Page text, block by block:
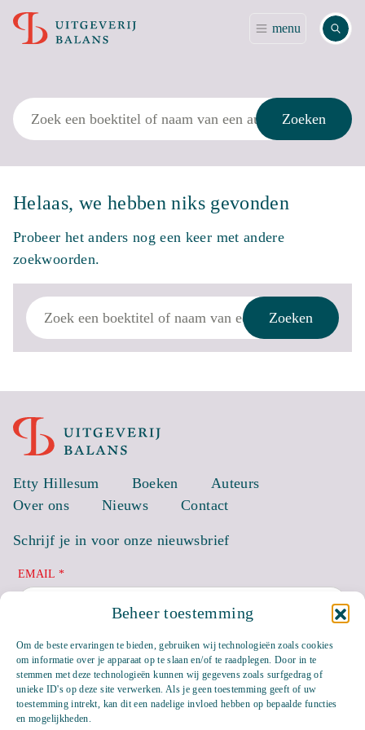
Beheer toestemming
Om de beste ervaringen te bieden, gebruiken wij technologieën zoals cookies
om informatie over je apparaat op te slaan en/of te raadplegen. Door in te
stemmen met deze technologieën kunnen wij gegevens zoals surfgedrag of
unieke ID's op deze site verwerken. Als je geen toestemming geeft of uw
toestemming intrekt, kan dit een nadelige invloed hebben op bepaalde functies
en mogelijkheden.
menu Zoek
Zoek
Zoeken
Helaas, we hebben niks gevonden
Probeer het anders nog een keer met andere
zoekwoorden.
Zoek
Zoeken
Etty Hillesum Boeken
Auteurs
Over ons
Nieuws Contact
Schrijf je in voor onze nieuwsbrief
EMAIL *